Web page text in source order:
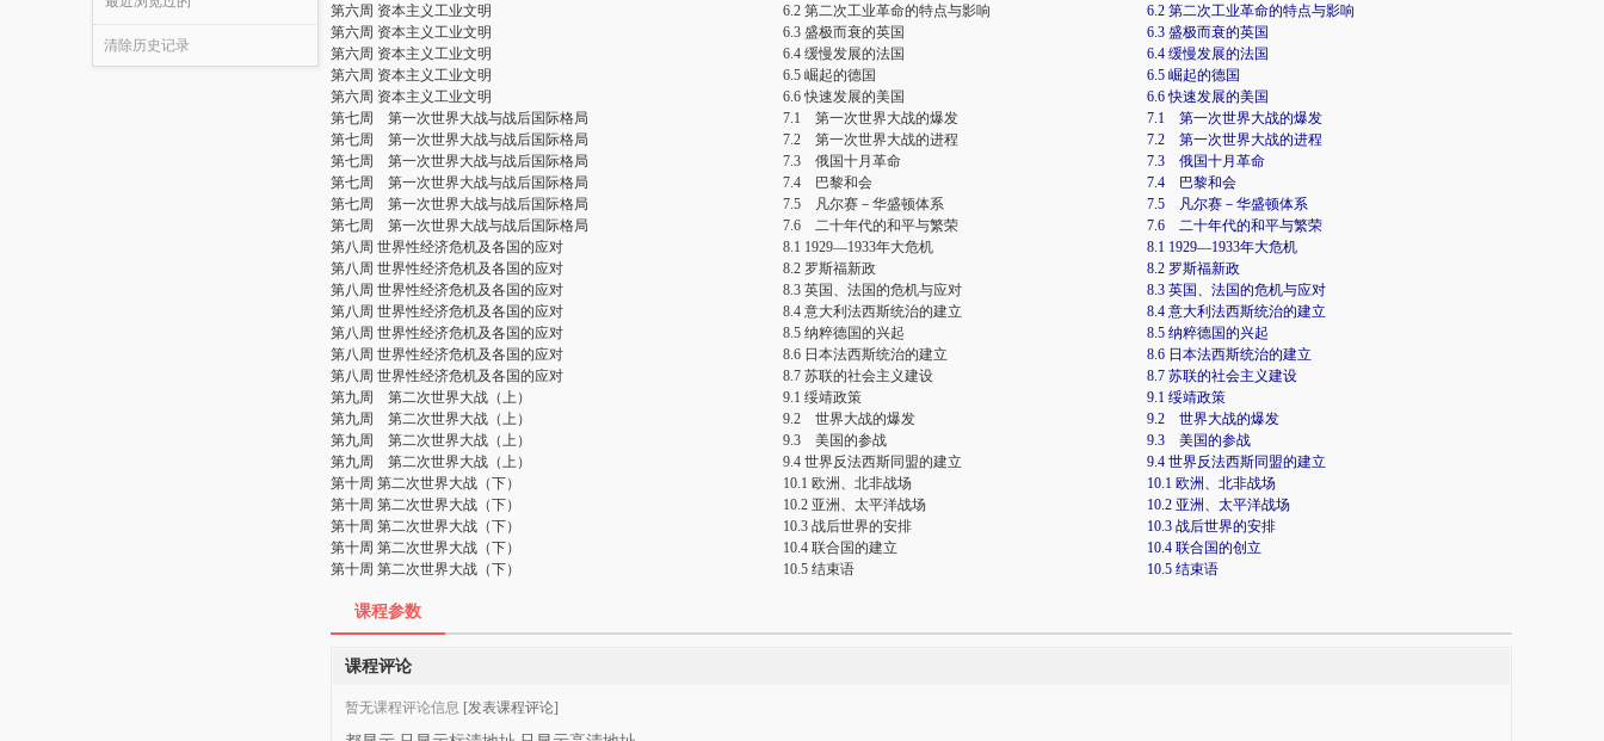
清除历史记录
第六周 资本主义工业文明
6.2 第二次工业革命的特点与影响
6.2 第二次工业革命的特点与影响
第六周 资本主义工业文明
6.3 盛极而衰的英国
6.3 盛极而衰的英国
第六周 资本主义工业文明
6.4 缓慢发展的法国
6.4 缓慢发展的法国
第六周 资本主义工业文明
6.5 崛起的德国
6.5 崛起的德国
第六周 资本主义工业文明
6.6 快速发展的美国
6.6 快速发展的美国
第七周 第一次世界大战与战后国际格局
7.1 第一次世界大战的爆发
7.1 第一次世界大战的爆发
第七周 第一次世界大战与战后国际格局
7.2 第一次世界大战的进程
7.2 第一次世界大战的进程
第七周 第一次世界大战与战后国际格局
7.3 俄国十月革命
7.3 俄国十月革命
第七周 第一次世界大战与战后国际格局
7.4 巴黎和会
7.4 巴黎和会
第七周 第一次世界大战与战后国际格局
7.5 凡尔赛－华盛顿体系
7.5 凡尔赛－华盛顿体系
第七周 第一次世界大战与战后国际格局
7.6 二十年代的和平与繁荣
7.6 二十年代的和平与繁荣
第八周 世界性经济危机及各国的应对
8.1 1929—1933年大危机
8.1 1929—1933年大危机
第八周 世界性经济危机及各国的应对
8.2 罗斯福新政
8.2 罗斯福新政
第八周 世界性经济危机及各国的应对
8.3 英国、法国的危机与应对
8.3 英国、法国的危机与应对
第八周 世界性经济危机及各国的应对
8.4 意大利法西斯统治的建立
8.4 意大利法西斯统治的建立
第八周 世界性经济危机及各国的应对
8.5 纳粹德国的兴起
8.5 纳粹德国的兴起
第八周 世界性经济危机及各国的应对
8.6 日本法西斯统治的建立
8.6 日本法西斯统治的建立
第八周 世界性经济危机及各国的应对
8.7 苏联的社会主义建设
8.7 苏联的社会主义建设
第九周 第二次世界大战（上）
9.1 绥靖政策
9.1 绥靖政策
第九周 第二次世界大战（上）
9.2 世界大战的爆发
9.2 世界大战的爆发
第九周 第二次世界大战（上）
9.3 美国的参战
9.3 美国的参战
第九周 第二次世界大战（上）
9.4 世界反法西斯同盟的建立
9.4 世界反法西斯同盟的建立
第十周 第二次世界大战（下）
10.1 欧洲、北非战场
10.1 欧洲、北非战场
第十周 第二次世界大战（下）
10.2 亚洲、太平洋战场
10.2 亚洲、太平洋战场
第十周 第二次世界大战（下）
10.3 战后世界的安排
10.3 战后世界的安排
第十周 第二次世界大战（下）
10.4 联合国的建立
10.4 联合国的创立
第十周 第二次世界大战（下）
10.5 结束语 10.5 结束语
课程参数
课程评论
暂无课程评论信息 [发表课程评论]